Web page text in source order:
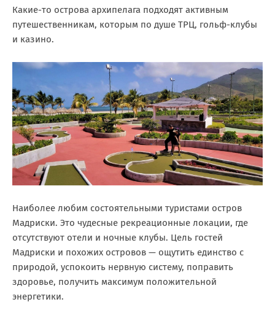
Какие-то острова архипелага подходят активным
путешественникам, которым по душе ТРЦ, гольф-клубы
и казино.
Наиболее любим состоятельными туристами остров
Мадриски. Это чудесные рекреационные локации, где
отсутствуют отели и ночные клубы. Цель гостей
Мадриски и похожих островов — ощутить единство с
природой, успокоить нервную систему, поправить
здоровье, получить максимум положительной
энергетики.